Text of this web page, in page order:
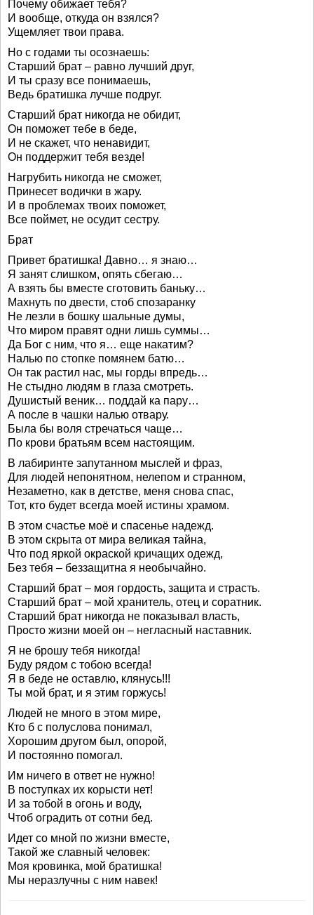
Почему обижает тебя?
И вообще, откуда он взялся?
Ущемляет твои права.
Но с годами ты осознаешь:
Старший брат – равно лучший друг,
И ты сразу все понимаешь,
Ведь братишка лучше подруг.
Старший брат никогда не обидит,
Он поможет тебе в беде,
И не скажет, что ненавидит,
Он поддержит тебя везде!
Нагрубить никогда не сможет,
Принесет водички в жару.
И в проблемах твоих поможет,
Все поймет, не осудит сестру.
Брат
Привет братишка! Давно… я знаю…
Я занят слишком, опять сбегаю…
А взять бы вместе сготовить баньку…
Махнуть по двести, стоб спозаранку
Не лезли в бошку шальные думы,
Что миром правят одни лишь суммы…
Да Бог с ним, что я… еще накатим?
Налью по стопке помянем батю…
Он так растил нас, мы горды впредь…
Не стыдно людям в глаза смотреть.
Душистый веник… поддай ка пару…
А после в чашки налью отвару.
Была бы воля стречаться чаще…
По крови братьям всем настоящим.
В лабиринте запутанном мыслей и фраз,
Для людей непонятном, нелепом и странном,
Незаметно, как в детстве, меня снова спас,
Тот, кто будет всегда моей истины храмом.
В этом счастье моё и спасенье надежд.
В этом скрыта от мира великая тайна,
Что под яркой окраской кричащих одежд,
Без тебя – беззащитна я необычайно.
Старший брат – моя гордость, защита и страсть.
Старший брат – мой хранитель, отец и соратник.
Старший брат никогда не показывал власть,
Просто жизни моей он – негласный наставник.
Я не брошу тебя никогда!
Буду рядом с тобою всегда!
Я в беде не оставлю, клянусь!!!
Ты мой брат, и я этим горжусь!
Людей не много в этом мире,
Кто б с полуслова понимал,
Хорошим другом был, опорой,
И постоянно помогал.
Им ничего в ответ не нужно!
В поступках их корысти нет!
И за тобой в огонь и воду,
Чтоб оградить от сотни бед.
Идет со мной по жизни вместе,
Такой же славный человек:
Моя кровинка, мой братишка!
Мы неразлучны с ним навек!